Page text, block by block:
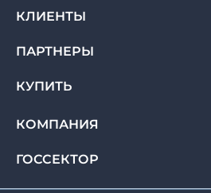
КЛИЕНТЫ
ПАРТНЕРЫ
КУПИТЬ
КОМПАНИЯ
ГОССЕКТОР